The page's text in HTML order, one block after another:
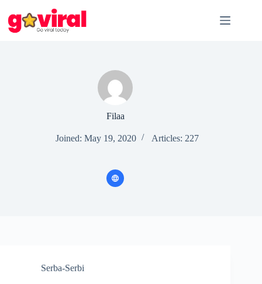
content
Filaa
Joined: May 19, 2020 Articles: 227
Serba-Serbi